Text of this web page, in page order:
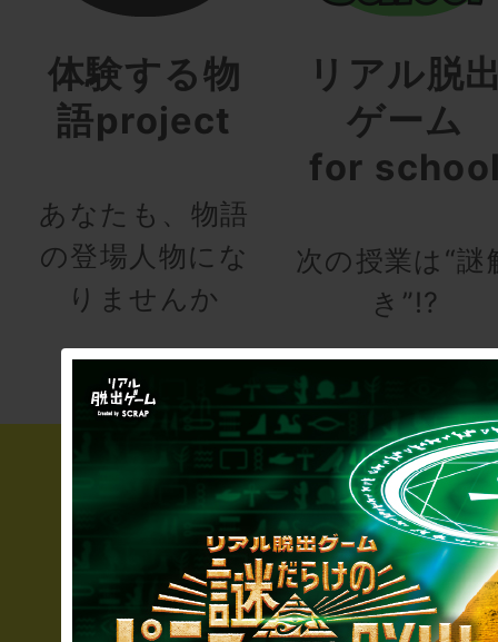
体験する物
語project
あなたも、物語
の登場人物にな
りませんか
リアル脱
ゲーム
for
次の授業は“謎
き”!?